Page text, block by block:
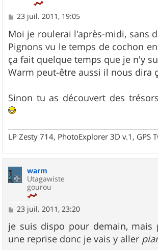
M
s
s
a
g
e
23 juil. 2011, 19:05
Moi je roulerai l'après-midi, sans
Pignons vu le temps de cochon
ça fait quelque temps que je n'y
Warm peut-être aussi il nous dira
Sinon tu as découvert des
LP Zesty 714, PhotoExplorer 3D v.1, GPS
warm
Utagawiste
gourou
M
s
s
a
23 juil. 2011, 23:20
je suis dispo pour demain, mais
une reprise donc je vais y aller